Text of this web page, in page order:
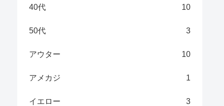
40代 10
50代 3
アウター 10
アメカジ 1
イエロー 3